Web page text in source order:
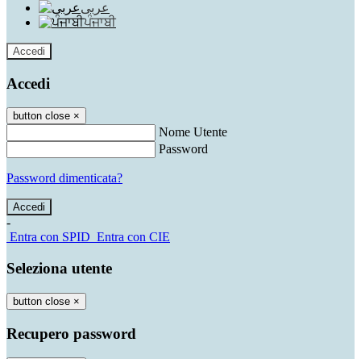
عربى
ਪੰਜਾਬੀ
Accedi
Accedi
button close ×
Nome Utente
Password
Password dimenticata?
-
Entra con SPID Entra con CIE
Seleziona utente
button close ×
Recupero password